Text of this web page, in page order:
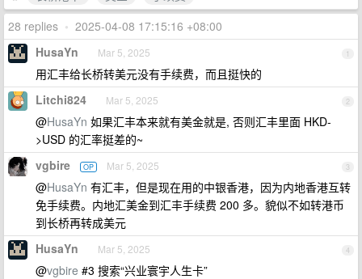
28 replies • 2025-04-08 17:15:16 +08:00
1
HusaYn Mar 5, 2025
用汇丰给长桥转美元没有手续费，而且挺快的
2
Litchi824 Mar 5, 2025
@HusaYn 如果汇丰本来就有美金就是, 否则汇丰里面 HKD-
>USD 的汇率挺差的~
3
vgbire OP Mar 5, 2025
@HusaYn 有汇丰，但是现在用的中银香港，因为内地香港互转
免手续费。内地汇美金到汇丰手续费 200 多。貌似不如转港币
到长桥再转成美元
4
HusaYn Mar 5, 2025
@vgbire #3 搜索“兴业寰宇人生卡”